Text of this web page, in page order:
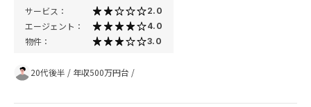
サービス： 2.0
エージェント： 4.0
物件： 3.0
20代後半 / 年収500万円台 /